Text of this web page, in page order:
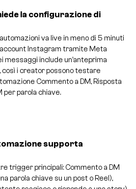
la configurazione di
va live in meno di 5 minuti
Instagram tramite Meta
messaggi include un'anteprima
così i creator possono testare
Commento a DM, Risposta
per parola chiave.
supporta
trigger principali: Commento a DM
parola chiave su un post o Reel),